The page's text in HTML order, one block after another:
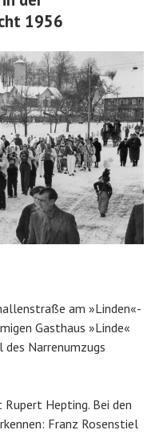
1956
am »Linden«-
Gasthaus »Linde«
Narrenumzugs
Hepting. Bei den
Franz Rosenstiel